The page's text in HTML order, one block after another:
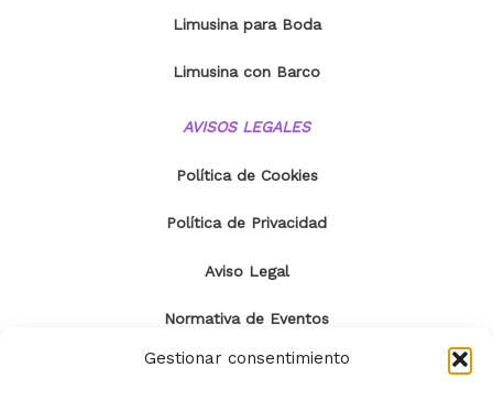
Gestionar consentimiento
Limusina para Boda
Limusina con Barco
AVISOS LEGALES
Política de Cookies
Política de Privacidad
Aviso Legal
Normativa de Eventos